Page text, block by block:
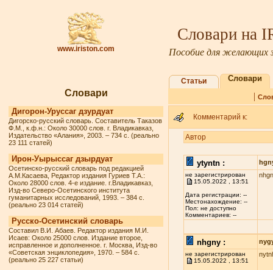
www.iriston.com
Словари на
Пособие для желающих
Словари
Дигорон-Уруссаг дзурдуат
Дигорско-русский словарь. Составитель Таказов
Ф.М., к.ф.н.: Около 30000 слов. г. Владикавказ,
Издательство «Алания», 2003. – 734 с. (реально
23 111 статей)
Ирон-Уырыссаг дзырдуат
Осетинско-русский словарь под редакцией
А.М.Касаева, Редактор издания Гуриев Т.А.:
Около 28000 слов. 4-е издание. г.Владикавказ,
Изд-во Северо-Осетинского института
гуманитарных исследований, 1993. – 384 с.
(реально 23 014 статей)
Русско-Осетинский словарь
Составил В.И. Абаев. Редактор издания М.И.
Исаев: Около 25000 слов. Издание второе,
исправленное и дополненное. г. Москва, Изд-во
«Советская энциклопедия», 1970. – 584 с.
(реально 25 227 статьи)
Статьи Словари
|
Комментарий к:
Автор
ytyntn :
не зарегистрирован
15.05.2022 , 13:51
Дата регистрации: --
Местонахождение: --
Пол: не доступно
Комментариев: --
nhgny :
не зарегистрирован
15.05.2022 , 13:51